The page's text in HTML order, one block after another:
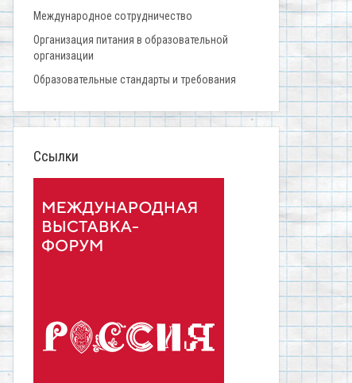
Международное сотрудничество
Организация питания в образовательной
организации
Образовательные стандарты и требования
Ссылки